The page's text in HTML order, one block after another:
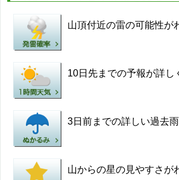
山頂付近の雷の可能性が
10日先までの予報が詳し
3日前までの詳しい過去
山からの星の見やすさが